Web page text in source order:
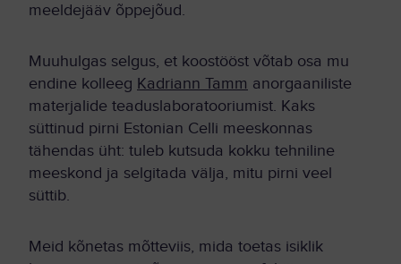
meeldejääv õppejõud.
Muuhulgas selgus, et koostööst võtab osa mu
endine kolleeg Kadriann Tamm anorgaaniliste
materjalide teaduslaboratooriumist. Kaks
süttinud pirni Estonian Celli meeskonnas
tähendas üht: tuleb kutsuda kokku tehniline
meeskond ja selgitada välja, mitu pirni veel
süttib.
Meid kõnetas mõtteviis, mida toetas isiklik